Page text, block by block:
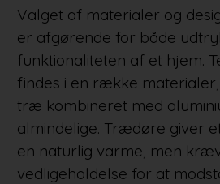
Valget af materialer og
er afgørende for både
funktionaliteten af et hjem.
findes i en række
træ kombineret med
almindelige. Trædøre giver
en naturlig varme, men
vedligeholdelse for at